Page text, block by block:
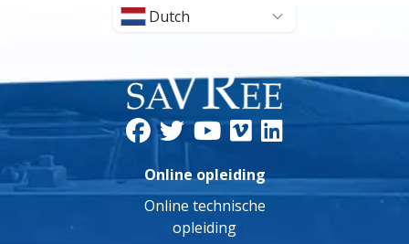
Dutch
Online opleiding
Online technische
opleiding